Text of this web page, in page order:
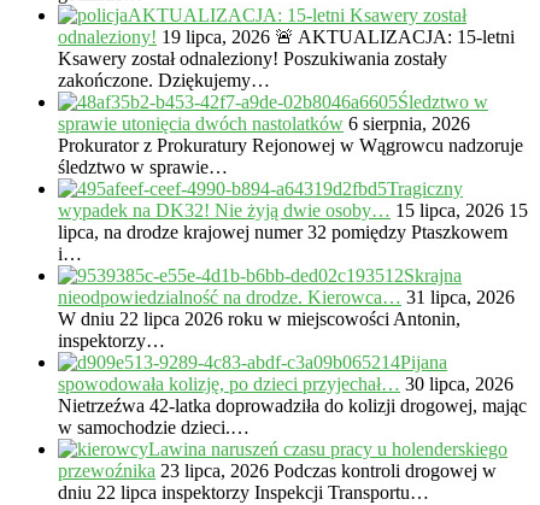
AKTUALIZACJA: 15-letni Ksawery został
odnaleziony! 19 lipca, 2026 🚨 AKTUALIZACJA: 15-letni
Ksawery został odnaleziony! Poszukiwania zostały
zakończone. Dziękujemy…
Śledztwo w
sprawie utonięcia dwóch nastolatków 6 sierpnia, 2026
Prokurator z Prokuratury Rejonowej w Wągrowcu nadzoruje
śledztwo w sprawie…
Tragiczny
wypadek na DK32! Nie żyją dwie osoby… 15 lipca, 2026 15
lipca, na drodze krajowej numer 32 pomiędzy Ptaszkowem
i…
Skrajna
nieodpowiedzialność na drodze. Kierowca… 31 lipca, 2026
W dniu 22 lipca 2026 roku w miejscowości Antonin,
inspektorzy…
Pijana
spowodowała kolizję, po dzieci przyjechał… 30 lipca, 2026
Nietrzeźwa 42-latka doprowadziła do kolizji drogowej, mając
w samochodzie dzieci.…
Lawina naruszeń czasu pracy u holenderskiego
przewoźnika 23 lipca, 2026 Podczas kontroli drogowej w
dniu 22 lipca inspektorzy Inspekcji Transportu…